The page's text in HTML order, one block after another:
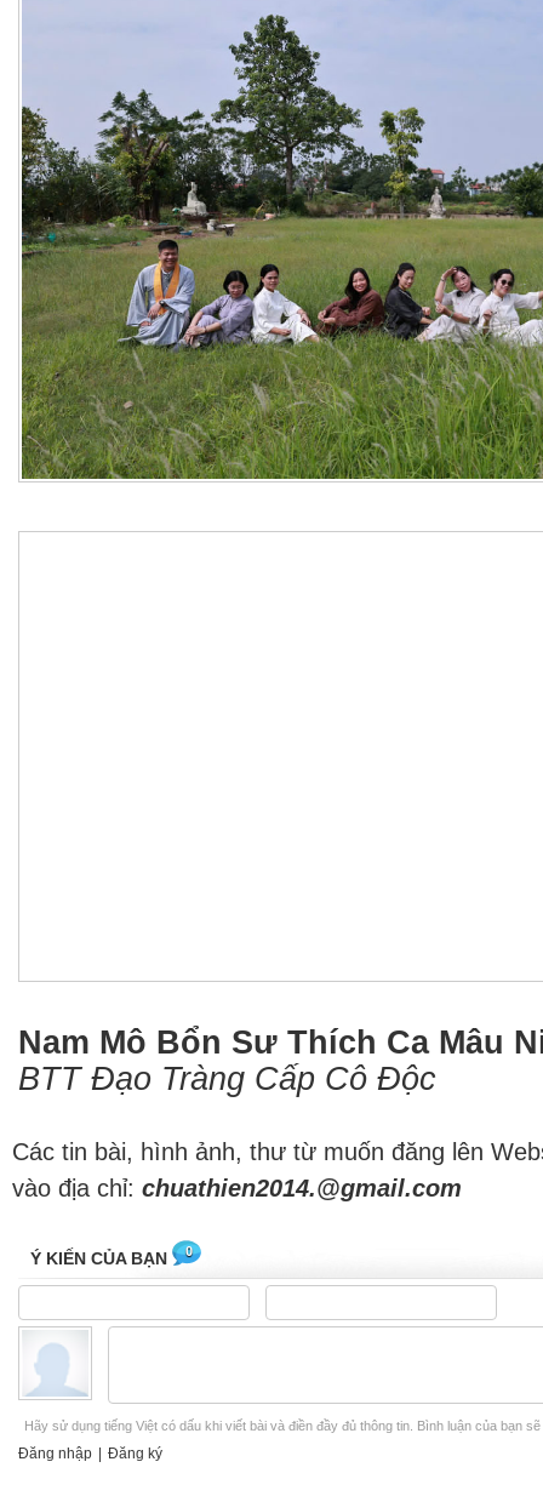
Nam Mô Bổn Sư Thích Ca Mâu
BTT Đạo Tràng Cấp Cô Độc
Các tin bài, hình ảnh, thư từ muốn đăng lên
vào địa chỉ: chuathien2014.@gmail.com
Ý KIẾN CỦA BẠN 0
Hãy sử dụng tiếng Việt có dấu khi viết bài và điền đầy đủ thông tin. Bình luận của bạn
Đăng nhập Đăng ký